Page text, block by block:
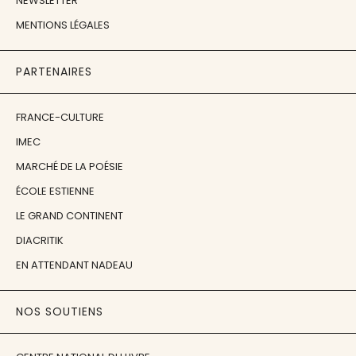
MENTIONS LÉGALES
PARTENAIRES
FRANCE-CULTURE
IMEC
MARCHÉ DE LA POÉSIE
ÉCOLE ESTIENNE
LE GRAND CONTINENT
DIACRITIK
EN ATTENDANT NADEAU
NOS SOUTIENS